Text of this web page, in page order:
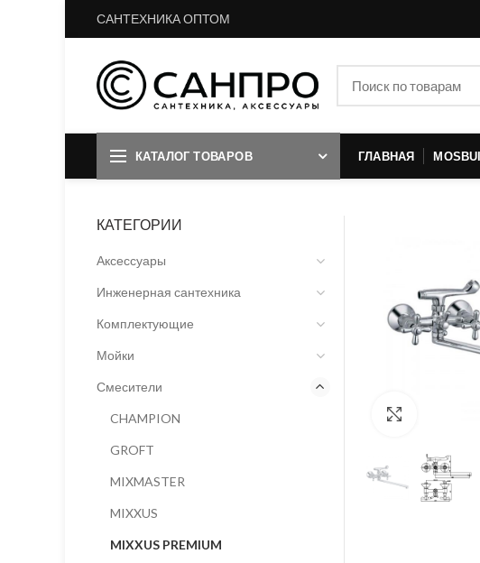
САНТЕХНИКА ОПТОМ
КАТАЛОГ ТОВАРОВ ГЛАВНАЯ
КАТЕГОРИИ
Аксессуары
Инженерная сантехника
Комплектующие
Мойки
Смесители
CHAMPION
GROFT
MIXMASTER
MIXXUS
MIXXUS PREMIUM